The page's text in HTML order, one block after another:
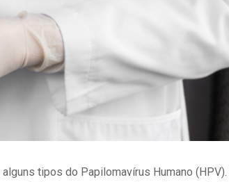
tipos do Papilomavírus Humano